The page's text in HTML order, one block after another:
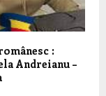
:
Andreianu –